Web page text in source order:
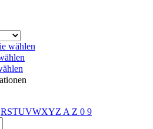
wählen
RSTUVWXYZ A Z 0 9